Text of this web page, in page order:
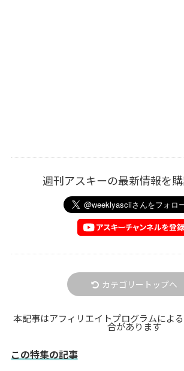
週刊アスキーの最新情報を
カテゴリートップへ
本記事はアフィリエイトプログラムによ
合があります
この特集の記事